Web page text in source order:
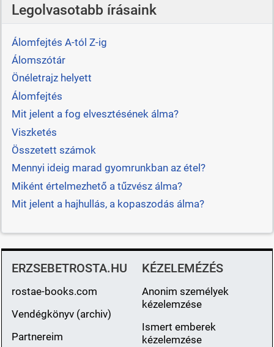
Legolvasotabb írásaink
Álomfejtés A-tól Z-ig
Álomszótár
Önéletrajz helyett
Álomfejtés
Mit jelent a fog elvesztésének álma?
Viszketés
Összetett számok
Mennyi ideig marad gyomrunkban az étel?
Miként értelmezhető a tűzvész álma?
Mit jelent a hajhullás, a kopaszodás álma?
ERZSEBETROSTA.HU
rostae-books.com
Vendégkönyv (archiv)
Partnereim
KÉZELEMÉZÉS
Anonim személyek
kézelemzése
Ismert emberek
kézelemzése